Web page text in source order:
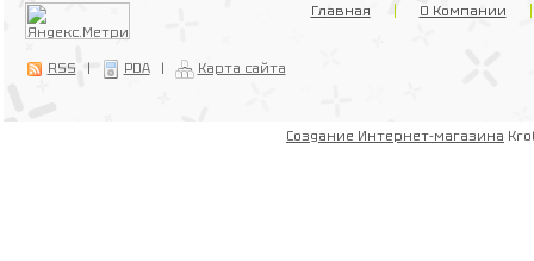
RSS | PDA | Карта сайта
Главная О Компании
Создание Интернет-магазина